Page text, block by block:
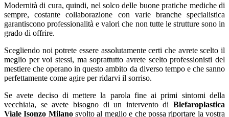
Modernità di cura, quindi, nel solco delle buone pratiche mediche di
sempre, costante collaborazione con varie branche specialistica
garantiscono professionalità e valori che non tutte le strutture sono in
grado di offrire.
Scegliendo noi potrete essere assolutamente certi che avrete scelto il
meglio per voi stessi, ma soprattutto avrete scelto professionisti del
mestiere che operano in questo ambito da diverso tempo e che sanno
perfettamente come agire per ridarvi il sorriso.
Se avete deciso di mettere la parola fine ai primi sintomi della
vecchiaia, se avete bisogno di un intervento di Blefaroplastica
Viale Isonzo Milanosvolto al meglio e che possa riportare la vostra